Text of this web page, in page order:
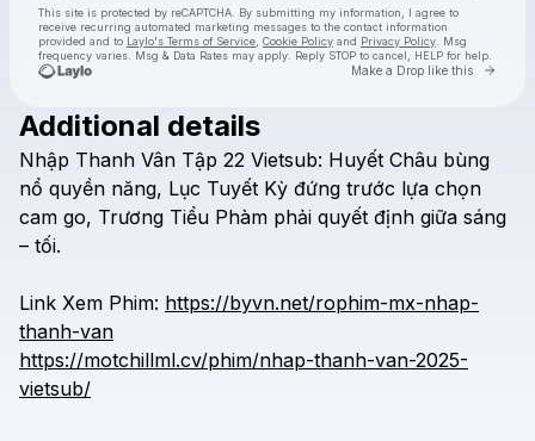
This site is protected by reCAPTCHA. By submitting my information, I agree to
receive recurring automated marketing messages to the contact information
provided and to Laylo's Terms of Service Cookie Policy and Privacy Policy . Msg
frequency varies. Msg & Data Rates may apply. Reply STOP to cancel, HELP for help.
Make a Drop like this Go
motchill-motphim-rophim-phimmoi-nghienphim
Check your texts
Additional details
Nhập Thanh Vân Tập 22 Vietsub: Huyết Châu bùng
nổ quyền năng, Lục Tuyết Kỳ đứng trước lựa chọn
cam go, Trương Tiểu Phàm phải quyết định giữa sáng
– tối.
Link Xem Phim: https://byvn.net/rophim-mx-nhap-
thanh-van
https://motchillml.cv/phim/nhap-thanh-van-2025-
vietsub/